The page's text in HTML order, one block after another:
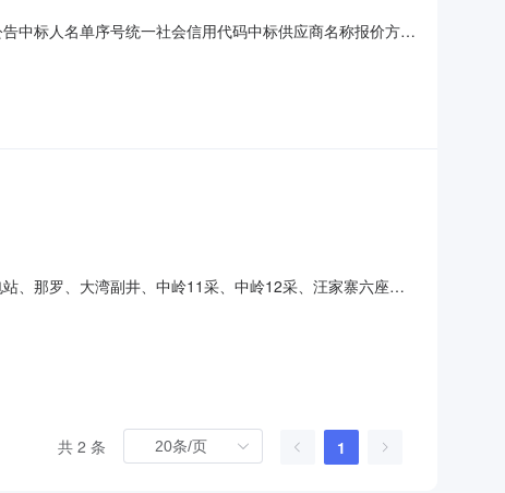
中标人名单序号统一社会信用代码中标供应商名称报价方式
有限责任公司受贵州水矿南能清洁能源开发有限公司的委
、那罗、大湾副井、中岭11采、中岭12采、汪家寨六座瓦
中岭12采、汪家寨六座瓦斯发电站运维服务托管项目（二
共 2 条 1